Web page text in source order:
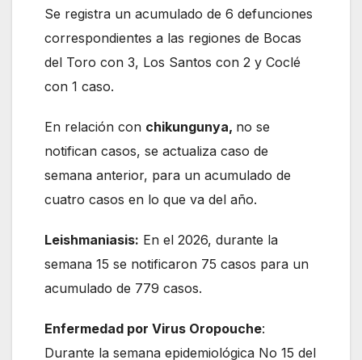
Se registra un acumulado de 6 defunciones
correspondientes a las regiones de Bocas
del Toro con 3, Los Santos con 2 y Coclé
con 1 caso.
En relación con chikungunya, no se
notifican casos, se actualiza caso de
semana anterior, para un acumulado de
cuatro casos en lo que va del año.
Leishmaniasis: En el 2026, durante la
semana 15 se notificaron 75 casos para un
acumulado de 779 casos.
Enfermedad por Virus Oropouche:
Durante la semana epidemiológica No 15 del